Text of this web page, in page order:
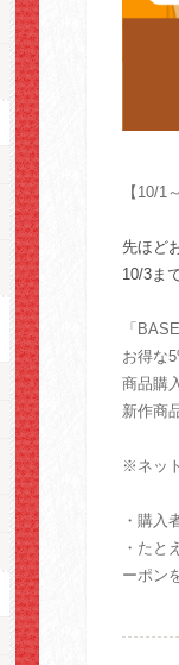
【10/1
先ほど
10/3ま
「
お得な
商品購
新作商
※ネッ
・購入
・たと
ーポン